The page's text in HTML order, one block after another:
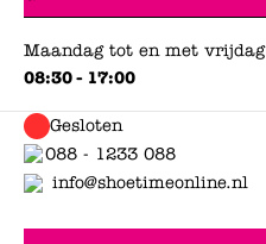
Maandag tot en met vrijdag
08:30 - 17:00
Gesloten
088 - 1233 088
info@shoetimeonline.nl